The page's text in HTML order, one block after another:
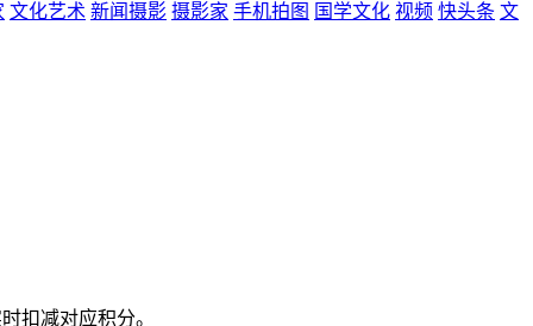
文化艺术 新闻摄影 摄影家 手机拍图 国学文化 视频 快头条 文
扣减对应积分。